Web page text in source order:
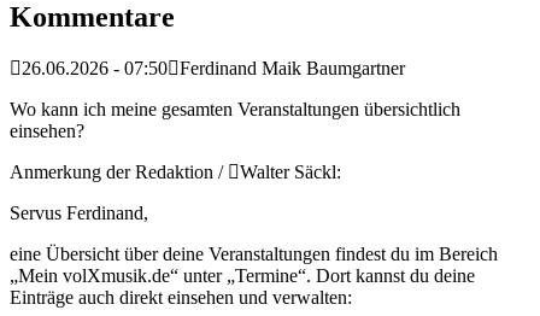
Kommentare
26.06.2026 - 07:50 Ferdinand Maik Baumgartner
Wo kann ich meine gesamten Veranstaltungen übersichtlich
einsehen?
Anmerkung der Redaktion /
Walter Säckl:
Servus Ferdinand,
eine Übersicht über deine Veranstaltungen findest du im Bereich
„Mein volXmusik.de“ unter „Termine“. Dort kannst du deine
Einträge auch direkt einsehen und verwalten: